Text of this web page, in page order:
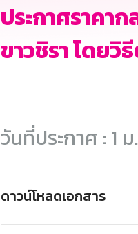
ประกาศราคา
ขาวชิรา โดยวิ
วันที่ประกาศ : 1 ม
ดาวน์โหลดเอกสาร